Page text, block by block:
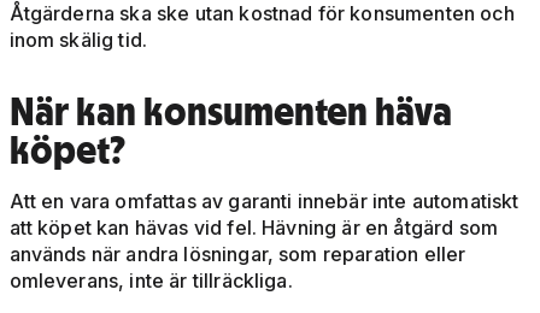
Åtgärderna ska ske utan kostnad för konsumenten och
inom skälig tid.
När kan konsumenten häva
köpet?
Att en vara omfattas av garanti innebär inte automatiskt
att köpet kan hävas vid fel. Hävning är en åtgärd som
används när andra lösningar, som reparation eller
omleverans, inte är tillräckliga.